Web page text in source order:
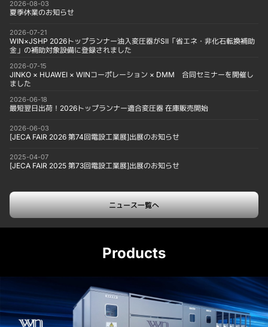
2026-08-03
夏季休業のお知らせ
2026-07-21
WIN×JSHP 2026トップランナー油入変圧器がSII「省エネ・非化石転換補助
金」の補助対象設備に登録されました
2026-07-15
JINKO × HUAWEI × WINコーポレーション × DMM 合同セミナーを開催し
ました
2026-06-18
最短翌日出荷！2026トップランナー適合変圧器 在庫販売開始
2026-06-03
[JECA FAIR 2026 第74回電設工業展]出展のお知らせ
2025-04-07
[JECA FAIR 2025 第73回電設工業展]出展のお知らせ
ニュース一覧へ
Products